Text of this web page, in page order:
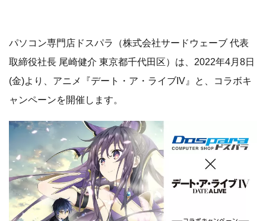
パソコン専門店ドスパラ（株式会社サードウェーブ 代表
取締役社長 尾崎健介 東京都千代田区）は、2022年4月8日
(金)より、アニメ『デート・ア・ライブIV』と、コラボキ
ャンペーンを開催します。